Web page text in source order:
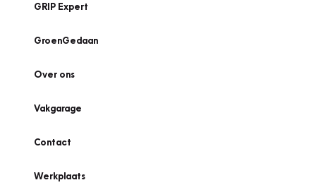
GRIP Expert
GroenGedaan
Over ons
Vakgarage
Contact
Werkplaats